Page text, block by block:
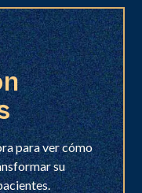
para ver cómo
su